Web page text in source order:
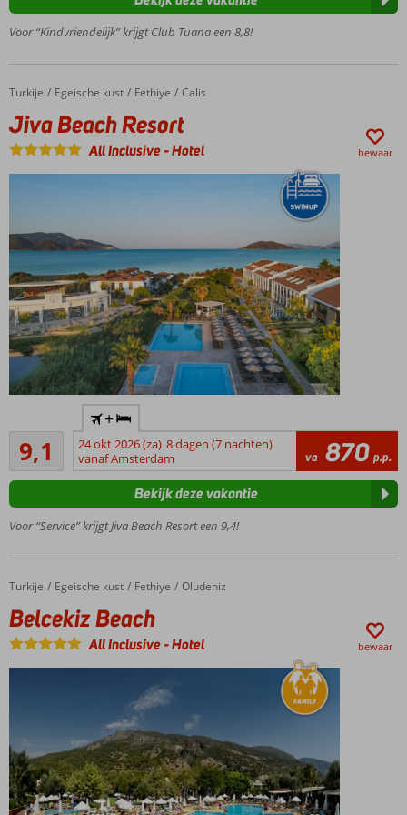
4 à-la-
Drankjes
24/7
Voor “Kindvriendelijk” krijgt Club Tuana een 8,8!
Home
Turkije Egeische kust Fethiye Calis
Jiva Beach Resort
Jiva Beach Resort
All Inclusive-Hotel bewaar
privéstrand
Ook
Swim up
kamers
Centrum
loopafstand
Meerdere
waarvan 1
met
glijbanen
9,1Uitstekend
34
beoordelingen
+
24 okt 2026 (za) 8 dagen (7 nachten)
vanaf Amsterdam
va 870 p.p.
Voor “Service” krijgt Jiva Beach Resort een 9,4!
Bekijk deze vakantie
Home
Turkije Egeische kust Fethiye Oludeniz
Belcekiz Beach
Belcekiz Beach
All Inclusive-Hotel bewaar